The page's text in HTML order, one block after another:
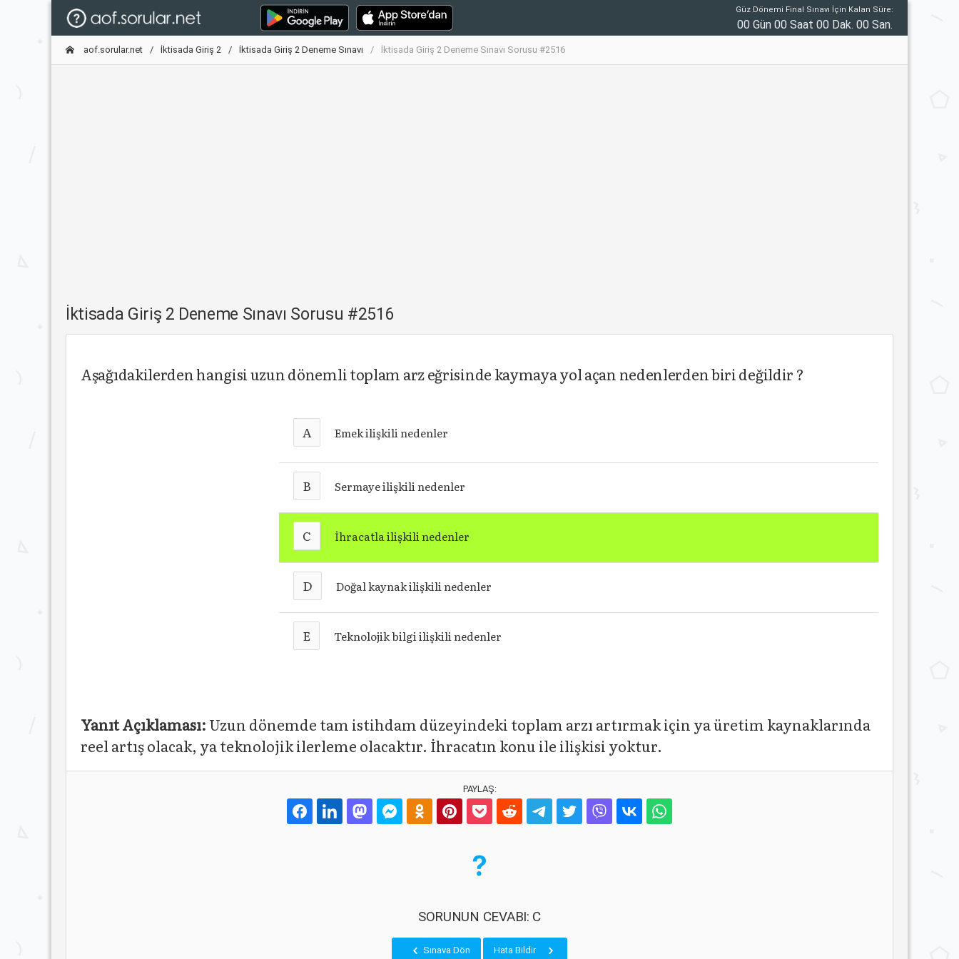
Güz Dönemi Final Sınavı İçin Kalan Süre:
00 Gün 00 Saat 00 Dak. 00 San.
aof.sorular.net İktisada Giriş 2 İktisada Giriş 2 Deneme Sınavı İktisada Giriş 2 Deneme Sınavı Sorusu #2516
İktisada Giriş 2 Deneme Sınavı Sorusu #2516
Aşağıdakilerden hangisi uzun dönemli toplam arz eğrisinde kaymaya yol açan nedenlerden biri değildir ?
A Emek ilişkili nedenler
B Sermaye ilişkili nedenler
C İhracatla ilişkili nedenler
D Doğal kaynak ilişkili nedenler
E Teknolojik bilgi ilişkili nedenler
Yanıt Açıklaması: Uzun dönemde tam istihdam düzeyindeki toplam arzı artırmak için ya üretim kaynaklarında
reel artış olacak, ya teknolojik ilerleme olacaktır. İhracatın konu ile ilişkisi yoktur.
PAYLAŞ:
SORUNUN CEVABI: C
Sınava Dön Hata Bildir